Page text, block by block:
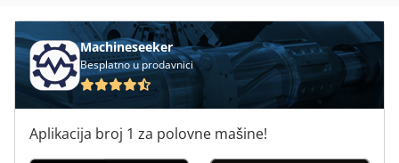
Machineseeker
Besplatno u prodavnici
Aplikacija broj 1 za polovne mašine!